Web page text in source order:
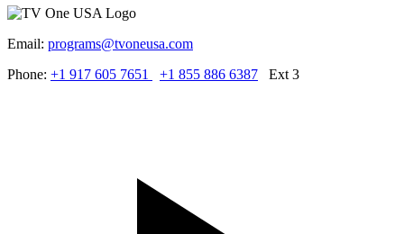
Email: programs@tvoneusa.com
Phone: +1 917 605 7651 +1 855 886 6387 Ext 3